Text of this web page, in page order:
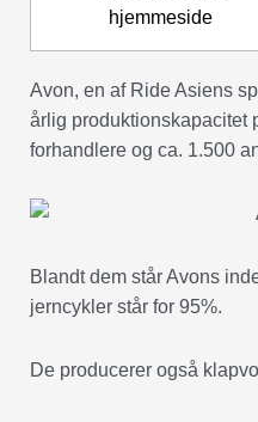
hjemmeside
Avon, en af Ride Asiens
årlig produktionskapacitet
forhandlere og ca. 1.500
Blandt dem står Avons
jerncykler står for 95%.
De producerer også